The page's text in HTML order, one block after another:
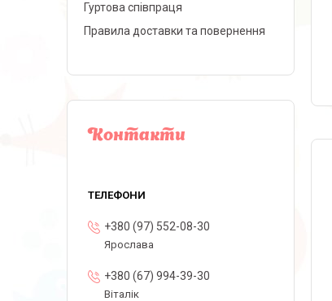
Гуртова співпраця
Правила доставки та повернення
Контакти
+380 (97) 552-08-30
Ярослава
+380 (67) 994-39-30
Віталік